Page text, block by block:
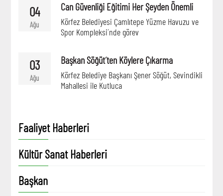
04
Ağu
Can Güvenliği Eğitimi Her Şeyden Önemli
Körfez Belediyesi Çamlıtepe Yüzme Havuzu ve
Spor Kompleksi´nde görev
03
Ağu
Başkan Söğüt´ten Köylere Çıkarma
Körfez Belediye Başkanı Şener Söğüt, Sevindikli
Mahallesi ile Kutluca
Faaliyet Haberleri
Kültür Sanat Haberleri
Başkan